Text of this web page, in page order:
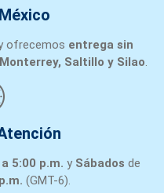
05
60
HZ,
80
ofrecemos entrega sin
Monterrey, Saltillo y Silao
5:00 p.m. y Sábados de
(GMT-6).